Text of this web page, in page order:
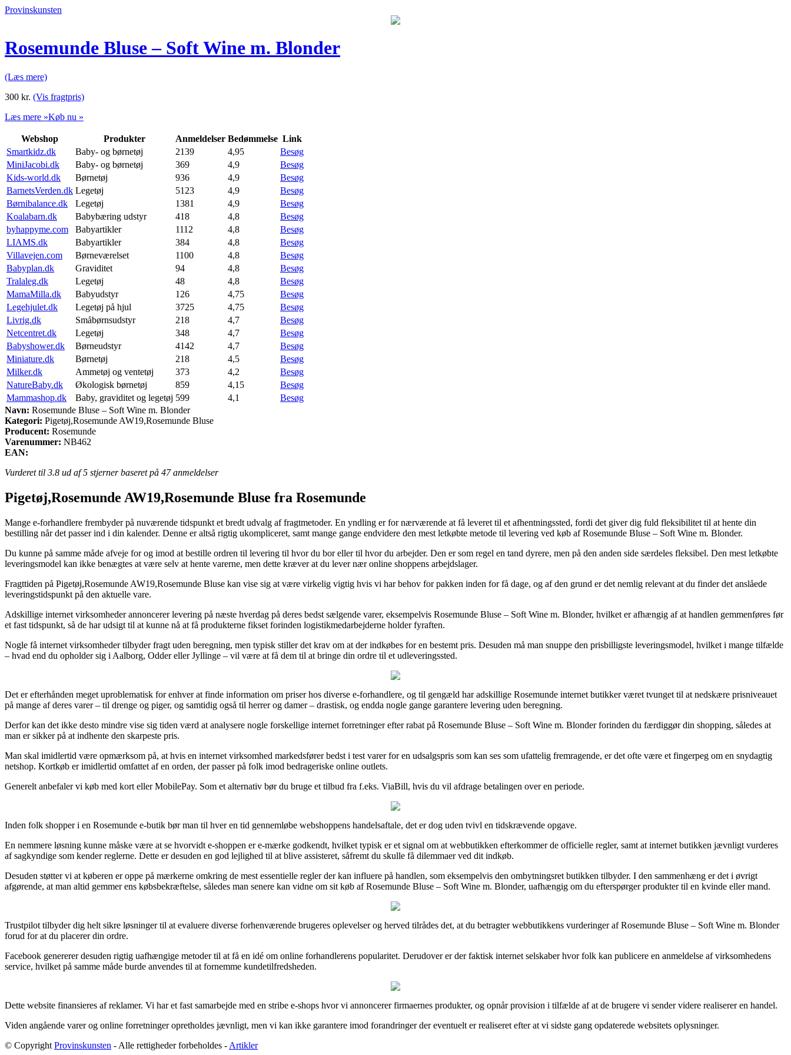
Provinskunsten
Rosemunde Bluse – Soft Wine m. Blonder
(Læs mere)
300 kr. (Vis fragtpris)
Læs mere »Køb nu »
Webshop Produkter Anmeldelser Bedømmelse Link
Smartkidz.dk
Baby- og børnetøj 2139 4,95
Besøg
MiniJacobi.dk
Baby- og børnetøj 369 4,9
Besøg
Kids-world.dk
Børnetøj 936 4,9
Besøg
BarnetsVerden.dk Legetøj 5123 4,9
Besøg
Børnibalance.dk
Legetøj 1381 4,9
Besøg
Koalabarn.dk
Babybæring udstyr 418 4,8
Besøg
byhappyme.com
Babyartikler 1112 4,8
Besøg
LIAMS.dk
Babyartikler 384 4,8
Besøg
Villavejen.com
Børneværelset 1100 4,8
Besøg
Babyplan.dk
Graviditet 94 4,8
Besøg
Tralaleg.dk
Legetøj 48 4,8
Besøg
MamaMilla.dk
Babyudstyr 126 4,75
Besøg
Legehjulet.dk
Legetøj på hjul 3725 4,75
Besøg
Livrig.dk
Småbørnsudstyr 218 4,7
Besøg
Netcentret.dk
Legetøj 348 4,7
Besøg
Babyshower.dk
Børneudstyr 4142 4,7
Besøg
Miniature.dk
Børnetøj 218 4,5
Besøg
Milker.dk
Ammetøj og ventetøj 373 4,2
Besøg
NatureBaby.dk
Økologisk børnetøj 859 4,15
Besøg
Mammashop.dk
Baby, graviditet og legetøj 599 4,1
Besøg
Navn: Rosemunde Bluse – Soft Wine m. Blonder
Kategori: Pigetøj,Rosemunde AW19,Rosemunde Bluse
Producent: Rosemunde
Varenummer: NB462
EAN:
Vurderet til 3.8 ud af 5 stjerner baseret på 47anmeldelser
Pigetøj,Rosemunde AW19,Rosemunde Bluse fra Rosemunde
Mange e-forhandlere frembyder på nuværende tidspunkt et bredt udvalg af fragtmetoder. En yndling er for nærværende at få leveret til et afhentningssted, fordi det giver dig fuld fleksibilitet til at hente din
bestilling når det passer ind i din kalender. Denne er altså rigtig ukompliceret, samt mange gange endvidere den mest letkøbte metode til levering ved køb af Rosemunde Bluse – Soft Wine m. Blonder.
Du kunne på samme måde afveje for og imod at bestille ordren til levering til hvor du bor eller til hvor du arbejder. Den er som regel en tand dyrere, men på den anden side særdeles fleksibel. Den mest letkøbte
leveringsmodel kan ikke benægtes at være selv at hente varerne, men dette kræver at du lever nær online shoppens arbejdslager.
Fragttiden på Pigetøj,Rosemunde AW19,Rosemunde Bluse kan vise sig at være virkelig vigtig hvis vi har behov for pakken inden for få dage, og af den grund er det nemlig relevant at du finder det anslåede
leveringstidspunkt på den aktuelle vare.
Adskillige internet virksomheder annoncerer levering på næste hverdag på deres bedst sælgende varer, eksempelvis Rosemunde Bluse – Soft Wine m. Blonder, hvilket er afhængig af at handlen gemmenføres før
et fast tidspunkt, så de har udsigt til at kunne nå at få produkterne fikset forinden logistikmedarbejderne holder fyraften.
Nogle få internet virksomheder tilbyder fragt uden beregning, men typisk stiller det krav om at der indkøbes for en bestemt pris. Desuden må man snuppe den prisbilligste leveringsmodel, hvilket i mange tilfælde
– hvad end du opholder sig i Aalborg, Odder eller Jyllinge – vil være at få dem til at bringe din ordre til et udleveringssted.
Det er efterhånden meget uproblematisk for enhver at finde information om priser hos diverse e-forhandlere, og til gengæld har adskillige Rosemunde internet butikker været tvunget til at nedskære prisniveauet
på mange af deres varer – til drenge og piger, og samtidig også til herrer og damer – drastisk, og endda nogle gange garantere levering uden beregning.
Derfor kan det ikke desto mindre vise sig tiden værd at analysere nogle forskellige internet forretninger efter rabat på Rosemunde Bluse – Soft Wine m. Blonder forinden du færdiggør din shopping, således at
man er sikker på at indhente den skarpeste pris.
Man skal imidlertid være opmærksom på, at hvis en internet virksomhed markedsfører bedst i test varer for en udsalgspris som kan ses som ufattelig fremragende, er det ofte være et fingerpeg om en snydagtig
netshop. Kortkøb er imidlertid omfattet af en orden, der passer på folk imod bedrageriske online outlets.
Generelt anbefaler vi køb med kort eller MobilePay. Som et alternativ bør du bruge et tilbud fra f.eks. ViaBill, hvis du vil afdrage betalingen over en periode.
Inden folk shopper i en Rosemunde e-butik bør man til hver en tid gennemløbe webshoppens handelsaftale, det er dog uden tvivl en tidskrævende opgave.
En nemmere løsning kunne måske være at se hvorvidt e-shoppen er e-mærke godkendt, hvilket typisk er et signal om at webbutikken efterkommer de officielle regler, samt at internet butikken jævnligt vurderes
af sagkyndige som kender reglerne. Dette er desuden en god lejlighed til at blive assisteret, såfremt du skulle få dilemmaer ved dit indkøb.
Desuden støtter vi at køberen er oppe på mærkerne omkring de mest essentielle regler der kan influere på handlen, som eksempelvis den ombytningsret butikken tilbyder. I den sammenhæng er det i øvrigt
afgørende, at man altid gemmer ens købsbekræftelse, således man senere kan vidne om sit køb af Rosemunde Bluse – Soft Wine m. Blonder, uafhængig om du efterspørger produkter til en kvinde eller mand.
Trustpilot tilbyder dig helt sikre løsninger til at evaluere diverse forhenværende brugeres oplevelser og herved tilrådes det, at du betragter webbutikkens vurderinger af Rosemunde Bluse – Soft Wine m. Blonder
forud for at du placerer din ordre.
Facebook genererer desuden rigtig uafhængige metoder til at få en idé om online forhandlerens popularitet. Derudover er der faktisk internet selskaber hvor folk kan publicere en anmeldelse af virksomhedens
service, hvilket på samme måde burde anvendes til at fornemme kundetilfredsheden.
Dette website finansieres af reklamer. Vi har et fast samarbejde med en stribe e-shops hvor vi annoncerer firmaernes produkter, og opnår provision i tilfælde af at de brugere vi sender videre realiserer en handel.
Viden angående varer og online forretninger opretholdes jævnligt, men vi kan ikke garantere imod forandringer der eventuelt er realiseret efter at vi sidste gang opdaterede websitets oplysninger.
© Copyright Provinskunsten - Alle rettigheder forbeholdes - Artikler